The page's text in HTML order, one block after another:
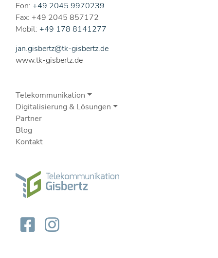
Fon: +49 2045 9970239
Fax: +49 2045 857172
Mobil: +49 178 8141277
jan.gisbertz@tk-gisbertz.de
www.tk-gisbertz.de
Telekommunikation
Digitalisierung & Lösungen
Partner
Blog
Kontakt